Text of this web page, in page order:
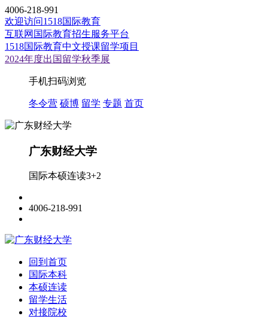
4006-218-991
欢迎访问1518国际教育
互联网国际教育招生服务平台
1518国际教育中文授课留学项目
2024年度出国留学秋季展
手机扫码浏览
冬令营 硕博 留学 专题 首页
广东财经大学
国际本硕连读3+2
4006-218-991
回到首页
国际本科
本硕连读
留学生活
对接院校